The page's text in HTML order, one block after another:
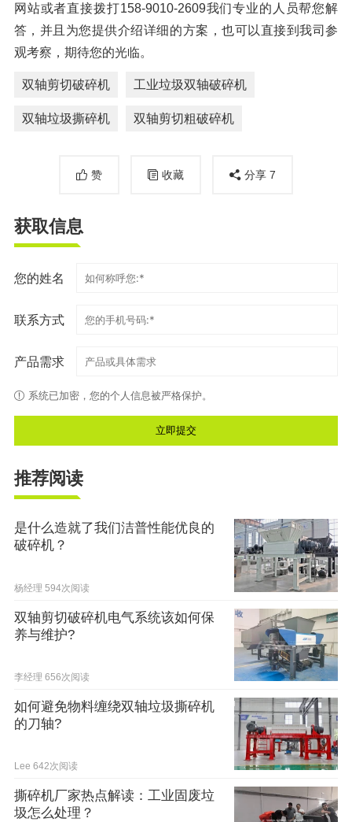
网站或者直接拨打158-9010-2609我们专业的人员帮您解
答，并且为您提供介绍详细的方案，也可以直接到我司参
观考察，期待您的光临。
双轴剪切破碎机 工业垃圾双轴破碎机
双轴垃圾撕碎机 双轴剪切粗破碎机
赞 收藏 分享 7
获取信息
您的姓名
联系方式
产品需求
系统已加密，您的个人信息被严格保护。
推荐阅读
是什么造就了我们洁普性能优良的
破碎机？
杨经理 594次阅读
双轴剪切破碎机电气系统该如何保
养与维护?
李经理 656次阅读
如何避免物料缠绕双轴垃圾撕碎机
的刀轴?
Lee 642次阅读
撕碎机厂家热点解读：工业固废垃
圾怎么处理？